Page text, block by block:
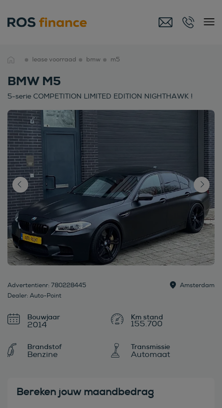
lease voorraad bmw m5
BMW M5
5-serie COMPETITION LIMITED EDITION NIGHTHAWK !
Advertentienr: 780228445
Dealer: Auto-Point
Amsterdam
Bouwjaar
2014 155.700
Brandstof
Benzine
Transmissie
Automaat
Bereken jouw maandbedrag